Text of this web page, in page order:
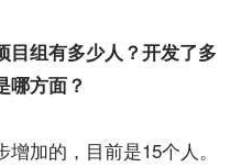
目组有多少人？开发了多
哪方面？
加的，目前是15个人。